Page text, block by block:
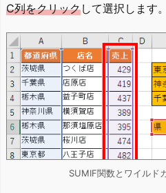
C列をクリックして選択します。
SUMIF関数とワイルド